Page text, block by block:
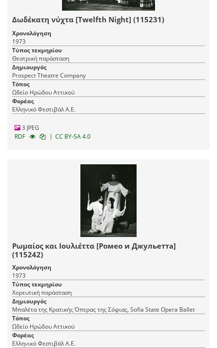
Δωδέκατη νύχτα [Twelfth Night] (115231)
Χρονολόγηση
1973
Τύπος τεκμηρίου
Θεατρική παράσταση
Δημιουργός
Prospect Theatre Company
Τόπος
Ωδείο Ηρώδου Αττικού
Φορέας
Ελληνικό Φεστιβάλ Α.Ε.
3 JPEG
RDF
| CC BY-SA 4.0
Ρωμαίος και Ιουλιέττα [Ромео и Джульетта]
(115242)
Χρονολόγηση
1973
Τύπος τεκμηρίου
Χορευτική παράσταση
Δημιουργός
Μπαλέτα της Κρατικής Όπερας της Σόφιας, Sofia State Opera Ballet
Τόπος
Ωδείο Ηρώδου Αττικού
Φορέας
Ελληνικό Φεστιβάλ Α.Ε.